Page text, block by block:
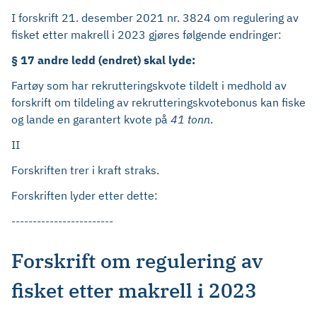
I forskrift 21. desember 2021 nr. 3824 om regulering av
fisket etter makrell i 2023 gjøres følgende endringer:
§ 17 andre ledd (endret) skal lyde:
Fartøy som har rekrutteringskvote tildelt i medhold av
forskrift om tildeling av rekrutteringskvotebonus kan fiske
og lande en garantert kvote på 41 tonn.
II
Forskriften trer i kraft straks.
Forskriften lyder etter dette:
------------------------
Forskrift om regulering av
fisket etter makrell i 2023